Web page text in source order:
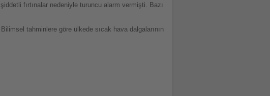
fırtınalar nedeniyle turuncu alarm vermişti. Bazı
tahminlere göre ülkede sıcak hava dalgalarının